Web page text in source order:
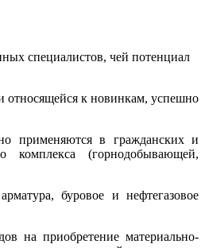
специалистов, чей потенциал
относящейся к новинкам, успешно
применяются в гражданских и
комплекса (горнодобывающей,
буровое и нефтегазовое
на приобретение материально-